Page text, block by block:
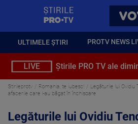
ULTIMELE ȘTIRI PROTV NEWS
LIVE Știrile PRO TV ale
Stirileprotv Romania, te iubesc!
Legăturile lui
afacerile care l-au băgat în închisoare
Legăturile lui Ovidiu